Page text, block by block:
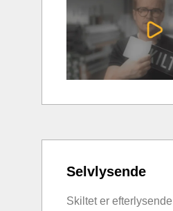
Selvlysende
Skiltet er